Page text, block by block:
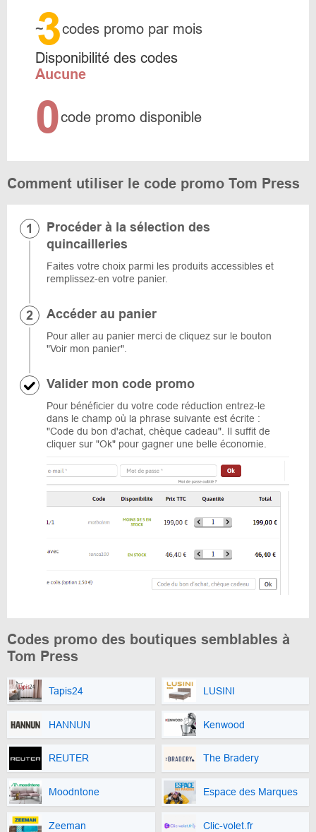
~
3codes promo par mois
Disponibilité des codes
Aucune
0code promo disponible
Comment utiliser le code promo Tom Press
Procéder à la sélection des
quincailleries
Faites votre choix parmi les produits accessibles et
remplissez-en votre panier.
Accéder au panier
Pour aller au panier merci de cliquez sur le bouton
"Voir mon panier".
Valider mon code promo
Pour bénéficier du votre code réduction entrez-le
dans le champ où la phrase suivante est écrite :
"Code du bon d'achat, chèque cadeau". Il suffit de
cliquer sur "Ok" pour gagner une belle économie.
Codes promo des boutiques semblables à
Tom Press
Tapis24 LUSINI
HANNUN Kenwood
REUTER The Bradery
Moodntone Espace des Marques
Zeeman Clic-volet.fr